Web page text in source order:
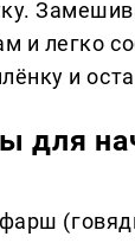
и легко
и
для